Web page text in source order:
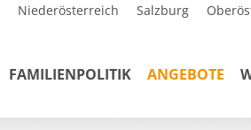
Niederösterreich Salzburg
FAMILIENPOLITIK ANGEBOTE